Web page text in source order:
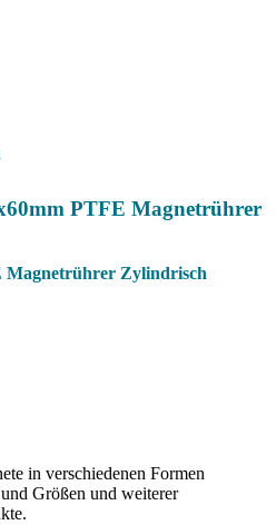
PTFE Magnetrührer
Magnetrührer Zylindrisch
in verschiedenen Formen
Größen und weiterer